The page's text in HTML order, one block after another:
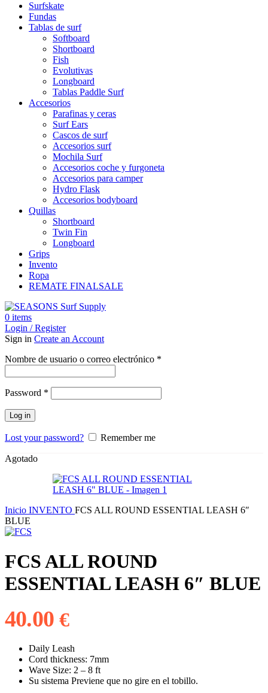
Surfskate
Fundas
Tablas de surf
Softboard
Shortboard
Fish
Evolutivas
Longboard
Tablas Paddle Surf
Accesorios
Parafinas y ceras
Surf Ears
Cascos de surf
Accesorios surf
Mochila Surf
Accesorios coche y furgoneta
Accesorios para camper
Hydro Flask
Accesorios bodyboard
Quillas
Shortboard
Twin Fin
Longboard
Grips
Invento
Ropa
REMATE FINALSALE
0 items
Login / Register
Sign in Create an Account
Nombre de usuario o correo electrónico *
Password *
Log in
Lost your password? Remember me
Agotado
Inicio INVENTO FCS ALL ROUND ESSENTIAL LEASH 6″
BLUE
FCS ALL ROUND
ESSENTIAL LEASH 6″ BLUE
40.00€
Daily Leash
Cord thickness: 7mm
Wave Size: 2 – 8 ft
Su sistema Previene que no gire en el tobillo.